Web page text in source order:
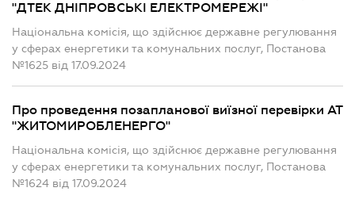
"ДТЕК ДНІПРОВСЬКІ ЕЛЕКТРОМЕРЕЖІ"
Національна комісія, що здійснює державне регулювання
у сферах енергетики та комунальних послуг, Постанова
№1625 від 17.09.2024
Про проведення позапланової виїзної перевірки АТ
"ЖИТОМИРОБЛЕНЕРГО"
Національна комісія, що здійснює державне регулювання
у сферах енергетики та комунальних послуг, Постанова
№1624 від 17.09.2024